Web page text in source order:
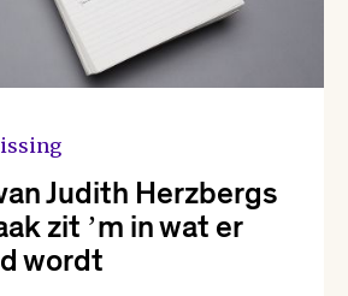
Judith Herzbergs
zit ʼm in wat er
wordt